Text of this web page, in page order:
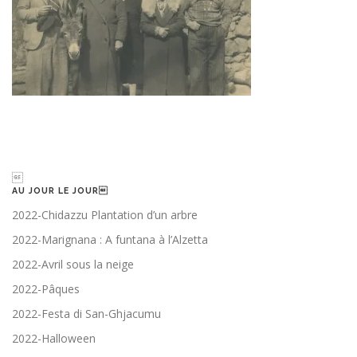
AU JOUR LE JOUR
2022-Chidazzu Plantation d’un arbre
2022-Marignana : A funtana à l’Alzetta
2022-Avril sous la neige
2022-Pâques
2022-Festa di San-Ghjacumu
2022-Halloween